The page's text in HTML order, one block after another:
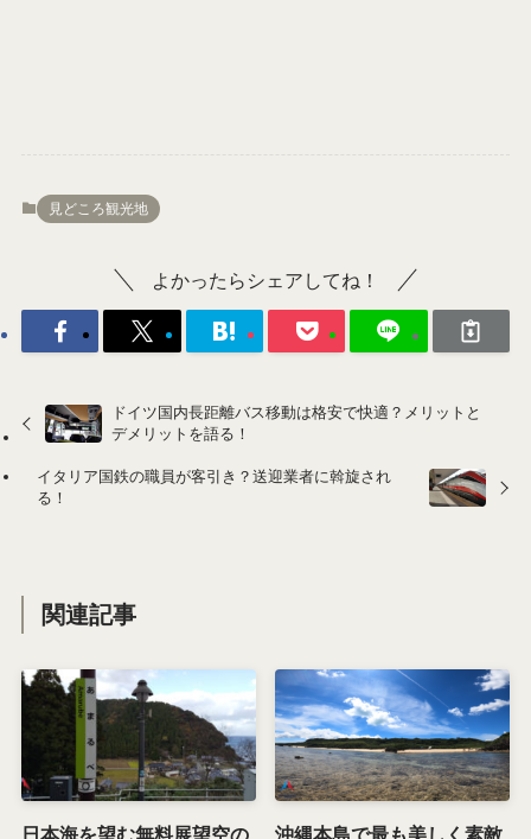
見どころ観光地
よかったらシェアしてね！
ドイツ国内長距離バス移動は格安で快適？メリットと
デメリットを語る！
イタリア国鉄の職員が客引き？送迎業者に斡旋され
る！
関連記事
日本海を望む無料展望空の
沖縄本島で最も美しく素敵